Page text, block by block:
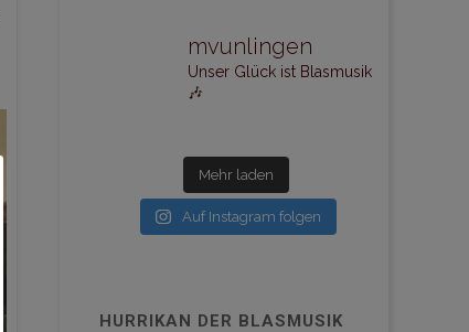
mvunlingen
Unser Glück ist Blasmusik
🎶
Mehr laden
Auf Instagram folgen
HURRIKAN DER BLASMUSIK